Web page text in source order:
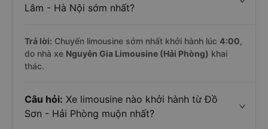
Lâm - Hà Nội sớm nhất?
Trả lời: Chuyến limousine sớm nhất khởi hành lúc 4:00,
do nhà xe Nguyễn Gia Limousine (Hải Phòng) khai
thác.
Câu hỏi: Xe limousine nào khởi hành từ Đồ
Sơn - Hải Phòng muộn nhất?